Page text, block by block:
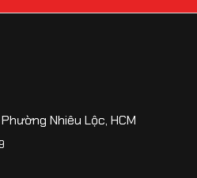
Nhiêu Lộc, HCM